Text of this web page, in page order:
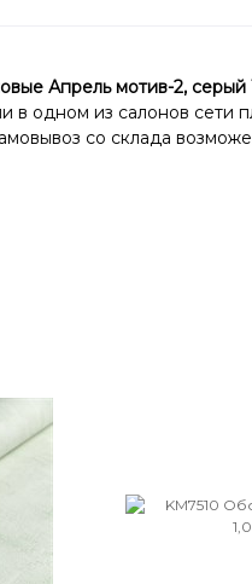
Апрель мотив-2, серый
в одном из салонов сети
со склада